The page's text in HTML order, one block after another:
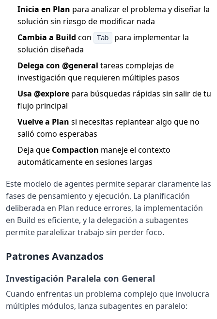
Inicia en Plan para analizar el problema y diseñar la
solución sin riesgo de modificar nada
Cambia a Build con Tab
para implementar la
solución diseñada
Delega con @general tareas complejas de
investigación que requieren múltiples pasos
Usa @explore para búsquedas rápidas sin salir de tu
flujo principal
Vuelve a Plan si necesitas replantear algo que no
salió como esperabas
Deja que Compaction maneje el contexto
automáticamente en sesiones largas
Este modelo de agentes permite separar claramente las
fases de pensamiento y ejecución. La planificación
deliberada en Plan reduce errores, la implementación
en Build es eficiente, y la delegación a subagentes
permite paralelizar trabajo sin perder foco.
Patrones Avanzados
Investigación Paralela con General
Cuando enfrentas un problema complejo que involucra
múltiples módulos, lanza subagentes en paralelo: